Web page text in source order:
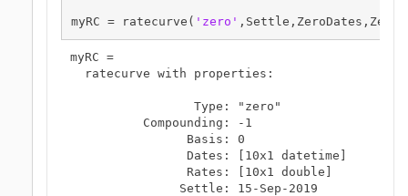
myRC = ratecurve( 'zero'
myRC =
  ratecurve with properties:
                 Type: "zero"
          Compounding: -1
                Basis: 0
                Dates: [10x1 datetime]
                Rates: [10x1 double]
               Settle: 15-Sep-2019